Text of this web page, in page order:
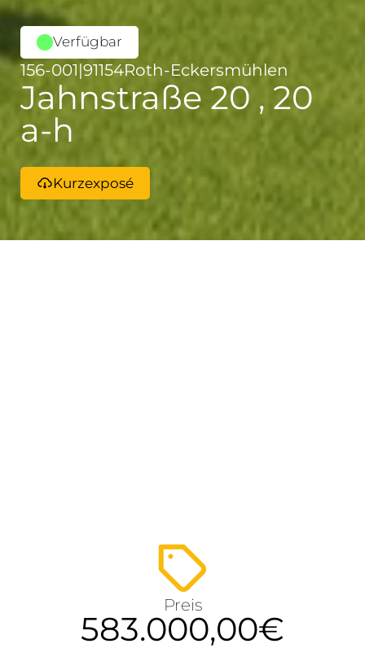
Verfügbar
156-001|91154Roth-Eckersmühlen
Jahnstraße 20 , 20
a-h
Kurzexposé
Preis
583.000,00€